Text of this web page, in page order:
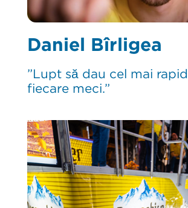
Daniel Bîrligea
”Lupt să dau cel mai
fiecare meci.”